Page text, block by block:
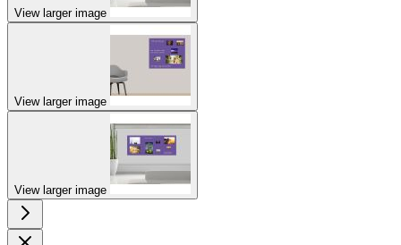
View larger image
View larger image
View larger image